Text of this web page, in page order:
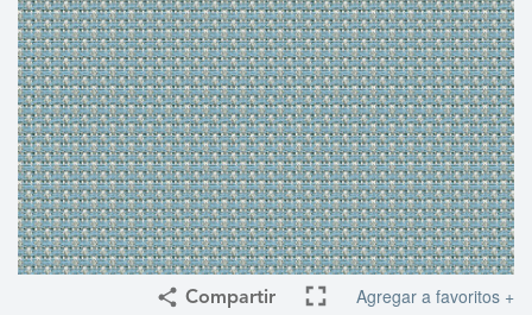
Compartir Agregar a favoritos +